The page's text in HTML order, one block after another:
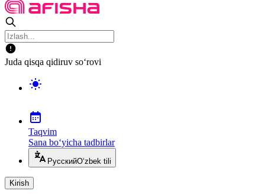
Juda qisqa qidiruv so‘rovi
Taqvim
Sana bo‘yicha tadbirlar
РусскийO‘zbek tili
Kirish